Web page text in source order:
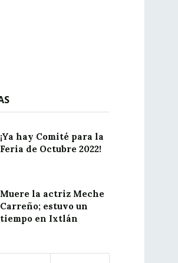
¡Ya hay Comité para la
Feria de Octubre 2022!
Muere la actriz Meche
Carreño; estuvo un
tiempo en Ixtlán